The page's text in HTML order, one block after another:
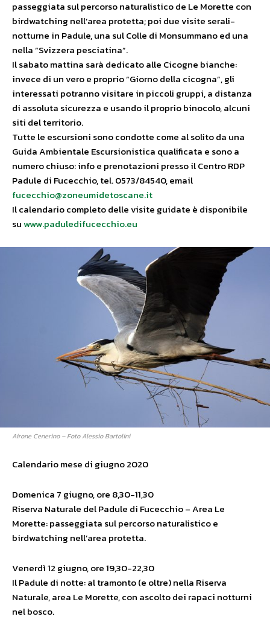
passeggiata sul percorso naturalistico de Le Morette con
birdwatching nell’area protetta; poi due visite serali-
notturne in Padule, una sul Colle di Monsummano ed una
nella “Svizzera pesciatina”.
Il sabato mattina sarà dedicato alle Cicogne bianche:
invece di un vero e proprio “Giorno della cicogna”, gli
interessati potranno visitare in piccoli gruppi, a distanza
di assoluta sicurezza e usando il proprio binocolo, alcuni
siti del territorio.
Tutte le escursioni sono condotte come al solito da una
Guida Ambientale Escursionistica qualificata e sono a
numero chiuso: info e prenotazioni presso il Centro RDP
Padule di Fucecchio, tel. 0573/84540, email
fucecchio@zoneumidetoscane.it
Il calendario completo delle visite guidate è disponibile
suwww.paduledifucecchio.eu
Airone Cenerino – Foto Alessio Bartolini
Calendario mese di giugno 2020
Domenica 7 giugno, ore 8,30-11,30
Riserva Naturale del Padule di Fucecchio – Area Le
Morette: passeggiata sul percorso naturalistico e
birdwatching nell’area protetta.
Venerdì 12 giugno, ore 19,30-22,30
Il Padule di notte: al tramonto (e oltre) nella Riserva
Naturale, area Le Morette, con ascolto dei rapaci notturni
nel bosco.